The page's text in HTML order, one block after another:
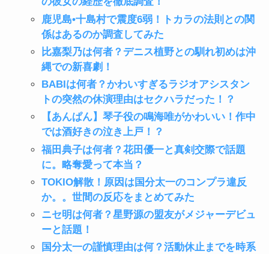
鹿児島•十島村で震度6弱！トカラの法則との関
係はあるのか調査してみた
比嘉梨乃は何者？デニス植野との馴れ初めは沖
縄での新喜劇！
BABIは何者？かわいすぎるラジオアシスタン
トの突然の休演理由はセクハラだった！？
【あんぱん】琴子役の鳴海唯がかわいい！作中
では酒好きの泣き上戸！？
福田典子は何者？花田優一と真剣交際で話題
に。略奪愛って本当？
TOKIO解散！原因は国分太一のコンプラ違反
か。。世間の反応をまとめてみた
ニセ明は何者？星野源の盟友がメジャーデビュ
ーと話題！
国分太一の謹慎理由は何？活動休止までを時系